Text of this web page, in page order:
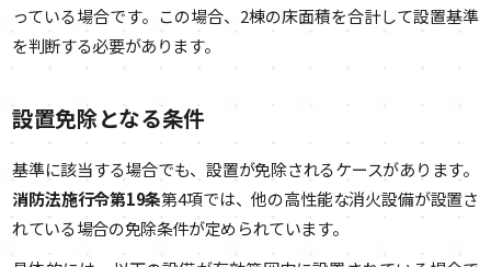
っている場合です。この場合、2棟の床面積を合計して設置基準
を判断する必要があります。
設置免除となる条件
基準に該当する場合でも、設置が免除されるケースがあります。
消防法施行令第19条第4項では、他の高性能な消火設備が設置さ
れている場合の免除条件が定められています。